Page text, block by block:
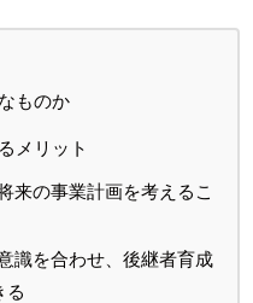
ものか
メリット
来の事業計画を考えるこ
識を合わせ、後継者育成
る